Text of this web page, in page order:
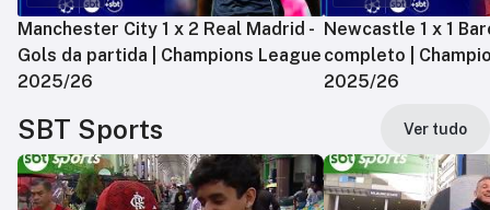
Manchester City 1 x 2 Real Madrid -
Gols da partida | Champions League
2025/26
Newcastle 1 x 1
completo |
2025/26
SBT Sports Ver tudo